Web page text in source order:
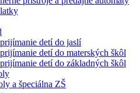
detí do jaslí
detí do materských škôl
detí do základných škôl
a špeciálna ZŠ